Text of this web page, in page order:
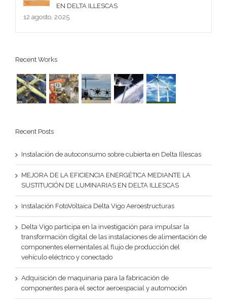
EN DELTA ILLESCAS
12 agosto, 2025
Recent Works
Recent Posts
Instalación de autoconsumo sobre cubierta en Delta Illescas
MEJORA DE LA EFICIENCIA ENERGÉTICA MEDIANTE LA
SUSTITUCIÓN DE LUMINARIAS EN DELTA ILLESCAS
Instalación FotoVoltaica Delta Vigo Aeroestructuras
Delta Vigo participa en la investigación para impulsar la
transformación digital de las instalaciones de alimentación de
componentes elementales al flujo de producción del
vehículo eléctrico y conectado
Adquisición de maquinaria para la fabricación de
componentes para el sector aeroespacial y automoción